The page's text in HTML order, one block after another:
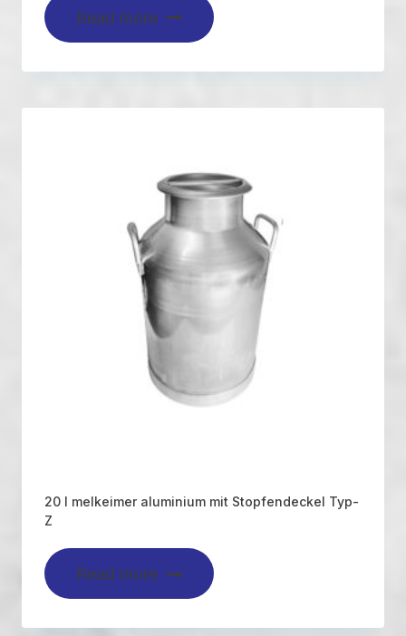
Read more
20 l melkeimer aluminium mit Stopfendeckel Typ-
Z
Read more